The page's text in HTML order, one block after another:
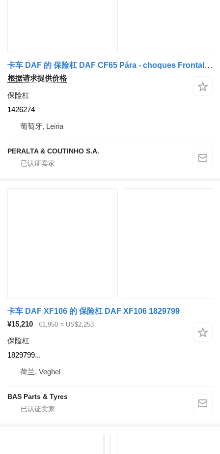
卡车 DAF 的 保险杠 DAF CF65 Pára - choques Frontal CF75 1426274
根据请求提供价格
保险杠
1426274
葡萄牙, Leiria
PERALTA & COUTINHO S.A.
卡车 DAF XF106 的 保险杠 DAF XF106 1829799
¥15,210
€1,950 ≈ US$2,253
保险杠
1829799...
荷兰, Veghel
BAS Parts & Tyres